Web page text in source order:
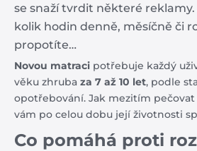
se snaží tvrdit některé
kolik hodin denně, měsíčně či
propotíte…
Novou matraci potřebuje každý
věku zhruba za 7 až 10 let, podle
opotřebování. Jak mezitím pečovat
vám po celou dobu její životnosti
Co pomáhá proti